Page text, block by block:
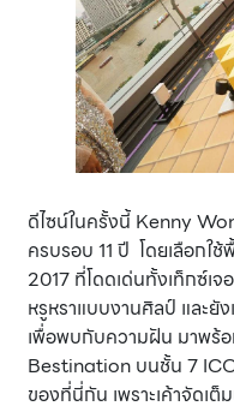
ดีไซน์ในครั้งนี้ Kenny
ครบรอบ 11 ปี โดยเลือกใ
2017 ที่โดดเด่นทั้งเท็กซ์เจ
หรูหราแบบงานศิลป์ และยั
เพื่อพบกับความฝัน มาพร้อ
Bestination บนชั้น 7
ของที่นี่กัน เพราะเค้าจัดเต็